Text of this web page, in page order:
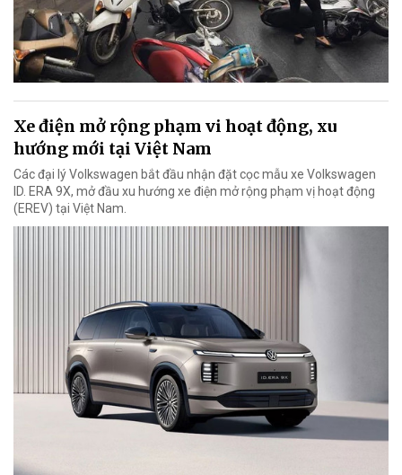
Xe điện mở rộng phạm vi hoạt động, xu
hướng mới tại Việt Nam
Các đại lý Volkswagen bắt đầu nhận đặt cọc mẫu xe Volkswagen
ID. ERA 9X, mở đầu xu hướng xe điện mở rộng phạm vị hoạt động
(EREV) tại Việt Nam.